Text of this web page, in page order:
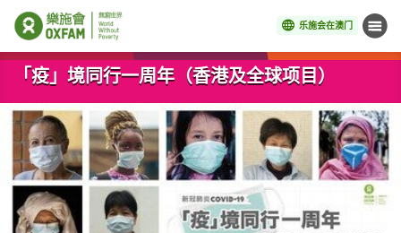
乐施会在澳门 菜单
开始主要内容
「疫」境同行一周年（香港及全球项目）